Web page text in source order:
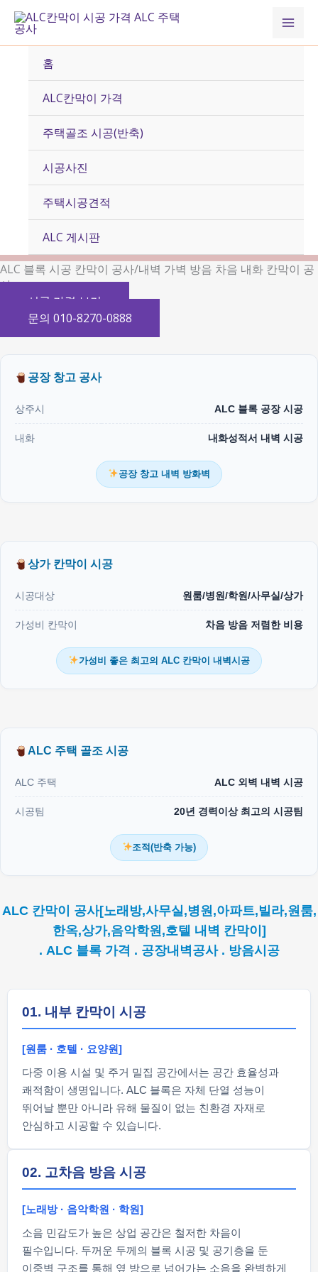
츠
홈
ALC칸막이 가격
주택골조 시공(반축)
시공사진
주택시공견적
ALC 게시판
ALC 블록 시공 칸막이 공사/내벽 가벽 방음 차음 내화 칸막이 공
사
시공 가격 보기
문의 010-8270-0888
공장 창고 공사
상주시 ALC 블록 공장 시공
내화 내화성적서 내벽 시공
공장 창고 내벽 방화벽
상가 칸막이 시공
시공대상 원룸/병원/학원/사무실/상가
가성비 칸막이 차음 방음 저렴한 비용
가성비 좋은 최고의 ALC 칸막이 내벽시공
ALC 주택 골조 시공
ALC 주택 ALC 외벽 내벽 시공
시공팀 20년 경력이상 최고의 시공팀
조적(반축 가능)
ALC 칸막이 공사[노래방,사무실,병원,아파트,빌라,원룸,
한옥,상가,음악학원,호텔 내벽 칸막이]
. ALC 블록 가격 . 공장내벽공사 . 방음시공
01. 내부 칸막이 시공
[원룸 · 호텔 · 요양원]
다중 이용 시설 및 주거 밀집 공간에서는 공간 효율성과
쾌적함이 생명입니다. ALC 블록은 자체 단열 성능이
뛰어날 뿐만 아니라 유해 물질이 없는 친환경 자재로
안심하고 시공할 수 있습니다.
02. 고차음 방음 시공
[노래방 · 음악학원 · 학원]
소음 민감도가 높은 상업 공간은 철저한 차음이
필수입니다. 두꺼운 두께의 블록 시공 및 공기층을 둔
이중벽 구조를 통해 옆 방으로 넘어가는 소음을 완벽하게